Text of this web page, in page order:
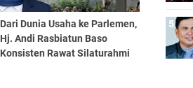
Dari Dunia Usaha ke Parlemen,
Hj. Andi Rasbiatun Baso
Konsisten Rawat Silaturahmi